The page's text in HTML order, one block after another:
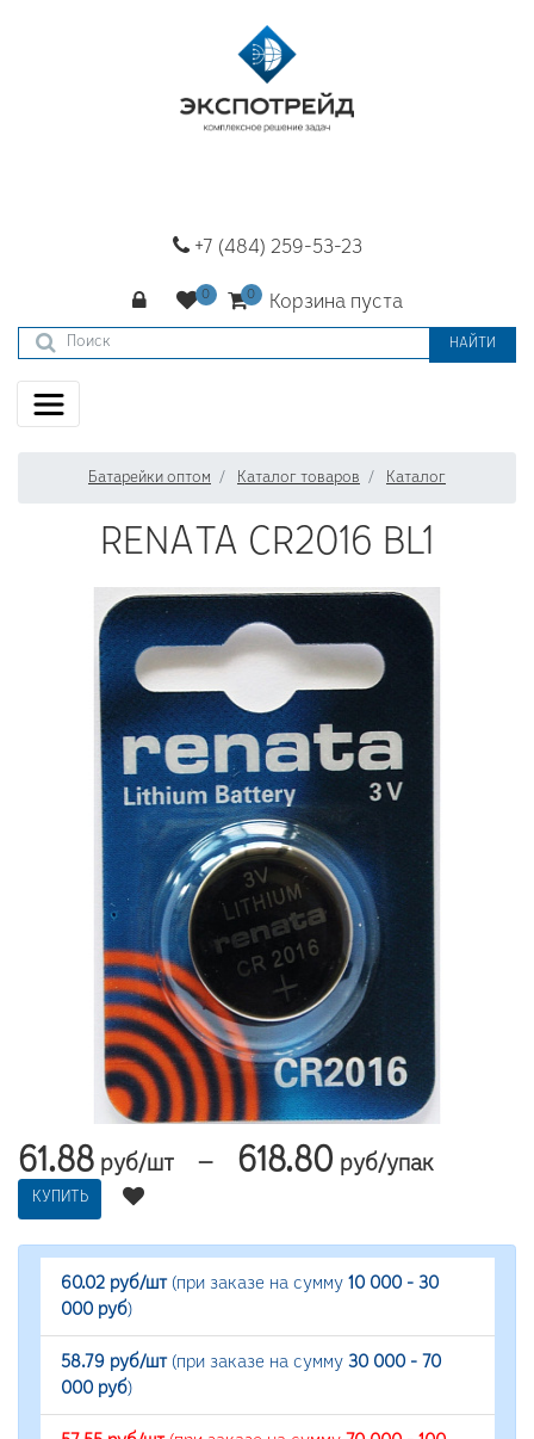
+7 (484) 259-53-23
Корзина пуста
НАЙТИ
Батарейки оптом Каталог товаров Каталог
RENATA CR2016 BL1
61.88 руб/шт — 618.80 руб/упак
КУПИТЬ
60.02 руб/шт(при заказе на сумму 10 000 - 30
000 руб)
58.79 руб/шт(при заказе на сумму 30 000 - 70
000 руб)